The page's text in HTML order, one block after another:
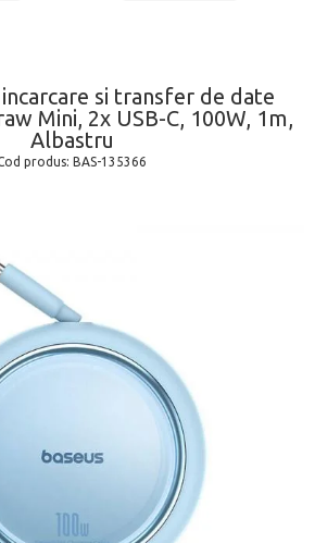
si transfer de date
Mini, 2x USB-C, 100W, 1m,
Albastru
produs: BAS-135366